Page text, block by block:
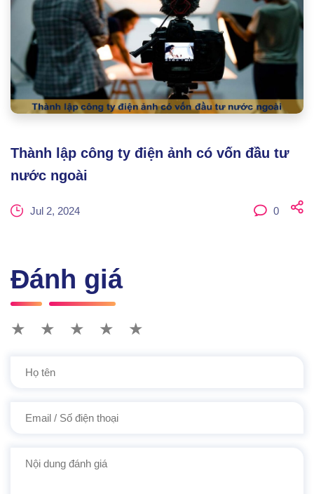
Thành lập công ty điện ảnh có vốn đầu tư
nước ngoài
Jul 2, 2024 0
Đánh giá
★ ★ ★ ★ ★